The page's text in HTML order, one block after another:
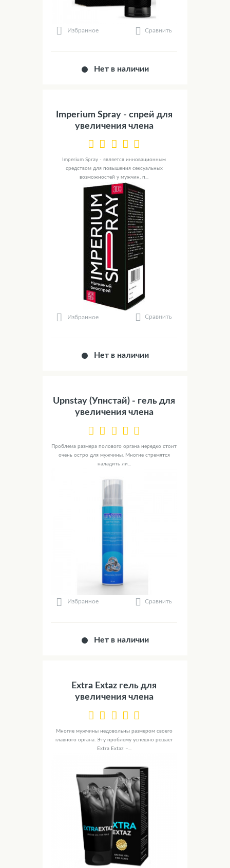
Избранное Сравнить
Нет в наличии
Imperium Spray - спрей для
увеличения члена
Imperium Spray - является инновационным
средством для повышения сексуальных
возможностей у мужчин, п...
Избранное Сравнить
Нет в наличии
Upnstay (Упнстай) - гель для
увеличения члена
Проблема размера полового органа нередко стоит
очень остро для мужчины. Многие стремятся
наладить ли...
Избранное Сравнить
Нет в наличии
Extra Extaz гель для
увеличения члена
Многие мужчины недовольны размером своего
главного органа. Эту проблему успешно решает
Extra Extaz –...